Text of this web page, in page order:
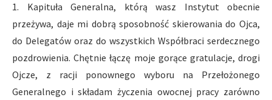
1. Kapituła Generalna, którą wasz Instytut obecnie
przeżywa, daje mi dobrą sposobność skierowania do Ojca,
do Delegatów oraz do wszystkich Współbraci serdecznego
pozdrowienia. Chętnie łączę moje gorące gratulacje, drogi
Ojcze, z racji ponownego wyboru na Przełożonego
Generalnego i składam życzenia owocnej pracy zarówno